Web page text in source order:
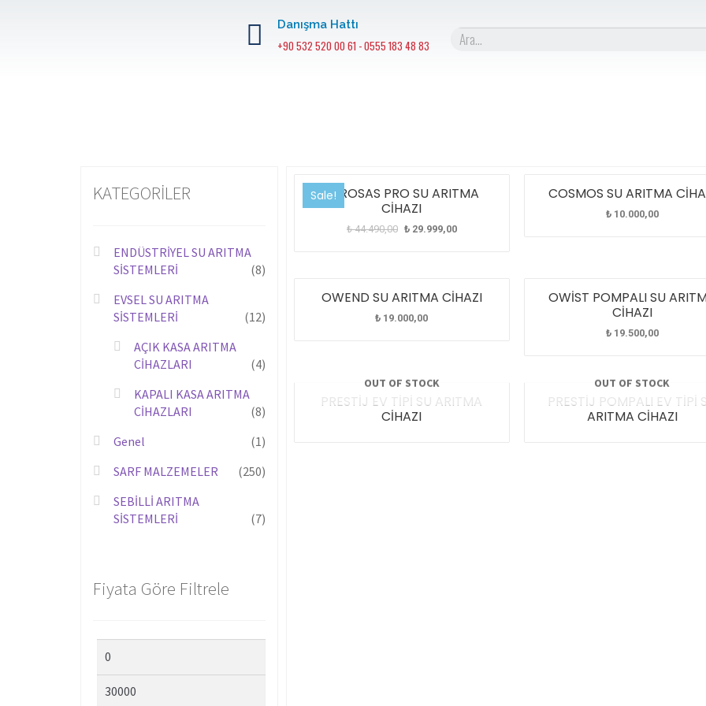
Danışma Hattı
+90 532 520 00 61 - 0555 183 48 83
KATEGORİLER
ENDÜSTRİYEL SU ARITMA
SİSTEMLERİ
(8)
EVSEL SU ARITMA
SİSTEMLERİ
(12)
AÇIK KASA ARITMA
CİHAZLARI
(4)
KAPALI KASA ARITMA
CİHAZLARI
(8)
Genel
(1)
SARF MALZEMELER
(250)
SEBİLLİ ARITMA
SİSTEMLERİ
(7)
Fiyata Göre Filtrele
Sale!A-ROSAS PRO SU ARITMA
CİHAZI
₺44.490,00 ₺29.999,00
COSMOS SU ARITMA
₺10.000,00
OWEND SU ARITMA CİHAZI
₺ 19.000,00
OWİST POMPALI SU
CİHAZI
₺19.500,00
OUT OF STOCK
PRESTİJ EV TİPİ SU ARITMA
CİHAZI
OUT OF STOCK
PRESTİJ POMPALI EV TİPİ
ARITMA CİHAZI